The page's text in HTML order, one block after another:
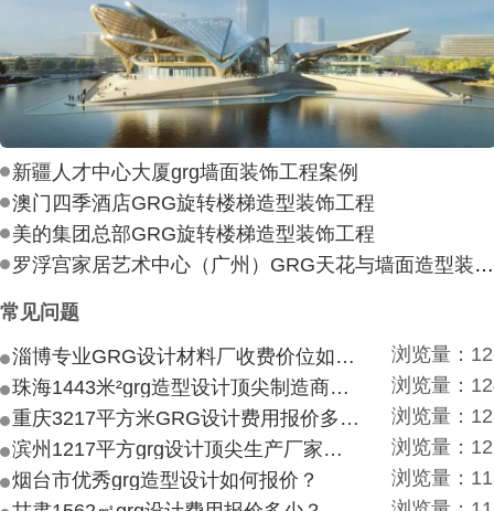
新疆人才中心大厦grg墙面装饰工程案例
澳门四季酒店GRG旋转楼梯造型装饰工程
美的集团总部GRG旋转楼梯造型装饰工程
罗浮宫家居艺术中心（广州）GRG天花与墙面造型装饰工程
常见问题
淄博专业GRG设计材料厂收费价位如何？
浏览量：
珠海1443米²grg造型设计顶尖制造商付费付费多少？
浏览量：
重庆3217平方米GRG设计费用报价多少？
浏览量：
滨州1217平方grg设计顶尖生产厂家价目如何？
浏览量：
烟台市优秀grg造型设计如何报价？
浏览量：